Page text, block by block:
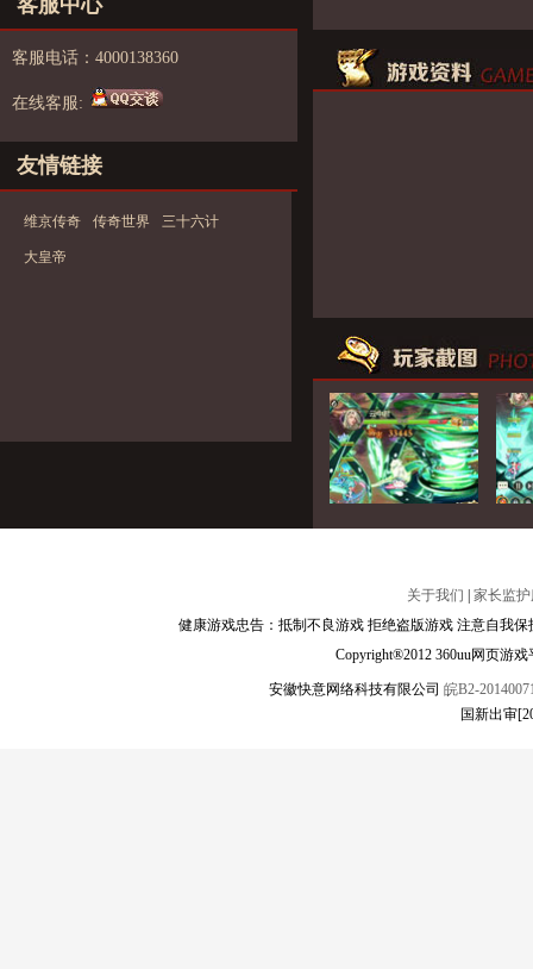
客服中心
客服电话：4000138360
在线客服:
友情链接
维京传奇 传奇世界 三十六计
大皇帝
关于我们
家长监
健康游戏忠告：抵制不良游戏 拒绝盗版游戏 注意自我
Copyright®2012 360uu网页游
安徽快意网络科技有限公司 皖B2-
国新出审